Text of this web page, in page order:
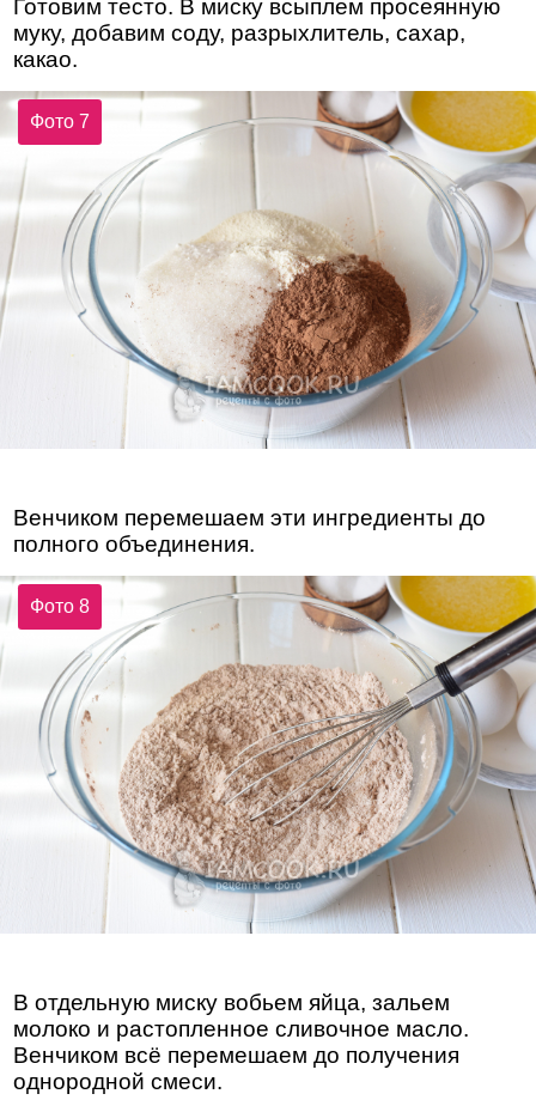
Готовим тесто. В миску всыплем просеянную
муку, добавим соду, разрыхлитель, сахар,
какао.
Фото 7
Венчиком перемешаем эти ингредиенты до
полного объединения.
Фото 8
В отдельную миску вобьем яйца, зальем
молоко и растопленное сливочное масло.
Венчиком всё перемешаем до получения
однородной смеси.